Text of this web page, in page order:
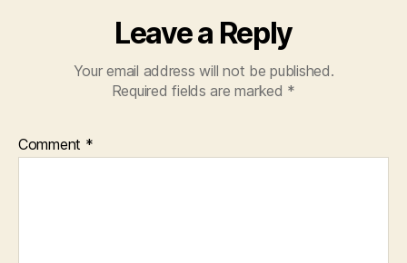
Leave a Reply
Your email address will not be published.
Required fields are marked *
Comment *